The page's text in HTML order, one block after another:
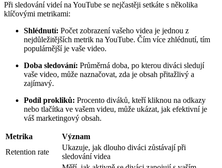
Při sledování videí na YouTube se nejčastěji setkáte s několika
klíčovými metrikami:
Shlédnutí: Počet zobrazení vašeho videa je jednou z
nejdůležitějších metrik na YouTube. Čím více zhlédnutí, tím
populárnější je vaše video.
Doba sledování: Průměrná doba, po kterou diváci sledují
vaše video, může naznačovat, zda je obsah přitažlivý a
zajímavý.
Podíl prokliků: Procento diváků, kteří kliknou na odkazy
nebo tlačítka ve vašem videu, může ukázat, jak efektivní je
váš marketingový obsah.
Metrika
Význam
Retention rate
Ukazuje, jak dlouho diváci zůstávají při
sledování videa